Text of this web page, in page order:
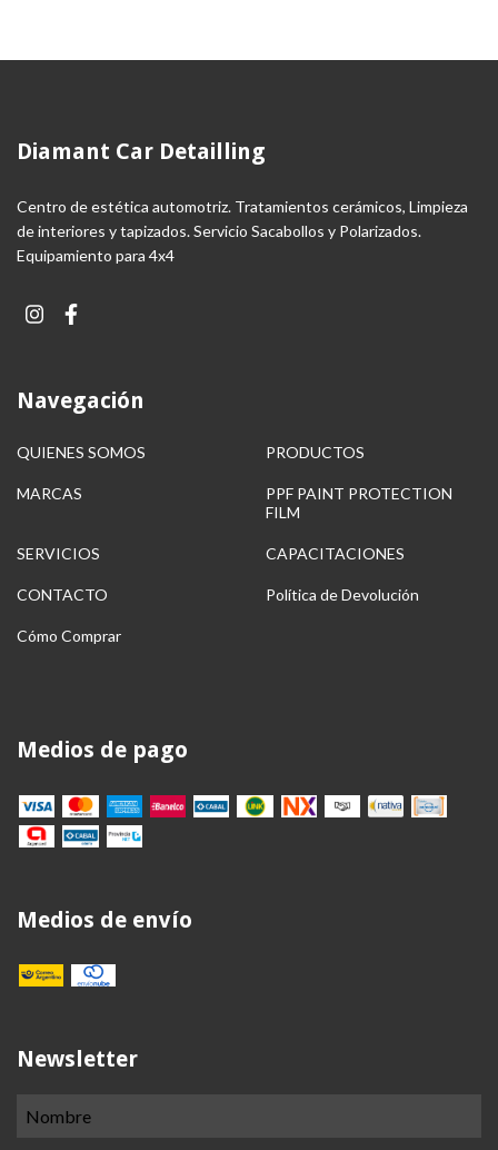
Diamant Car Detailling
Centro de estética automotriz. Tratamientos cerámicos, Limpieza
de interiores y tapizados. Servicio Sacabollos y Polarizados.
Equipamiento para 4x4
Navegación
QUIENES SOMOS PRODUCTOS
MARCAS
PPF PAINT PROTECTION
FILM
SERVICIOS CAPACITACIONES
CONTACTO Política de Devolución
Cómo Comprar
Medios de pago
Medios de envío
Newsletter